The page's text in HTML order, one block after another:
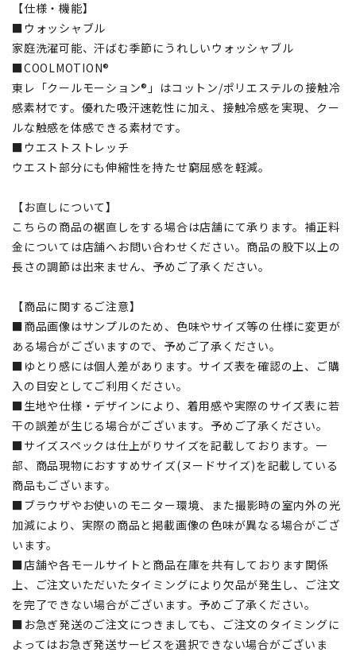
【仕様・機能】
■ウォッシャブル
家庭洗濯可能、汗ばむ季節にうれしいウォッシャブル
■COOLMOTION®
東レ「クールモーション®」はコットン/ポリエステルの接触冷
感素材です。優れた吸汗速乾性に加え、接触冷感を実現、クー
ルな触感を体感できる素材です。
■ウエストストレッチ
ウエスト部分にも伸縮性を持たせ窮屈感を軽減。
【お直しについて】
こちらの商品の裾直しをする場合は店舗にて承ります。補正料
金については店舗へお問い合わせください。商品の股下以上の
長さの調節は出来ません、予めご了承ください。
【商品に関するご注意】
■商品画像はサンプルのため、色味やサイズ等の仕様に変更が
ある場合がございますので、予めご了承ください。
■ゆとり感には個人差があります。サイズ表を確認の上、ご購
入の目安としてご利用ください。
■生地や仕様・デザインにより、着用感や実際のサイズ表に若
干の誤差が生じる場合がございます。予めご了承ください。
■サイズスペックは仕上がりサイズを記載しております。一
部、商品現物におすすめサイズ(ヌードサイズ)を記載している
商品もございます。
■ブラウザやお使いのモニター環境、また撮影時の室内外の光
加減により、実際の商品と掲載画像の色味が異なる場合がござ
います。
■店舗や各モールサイトと商品在庫を共有しております関係
上、ご注文いただいたタイミングにより欠品が発生し、ご注文
を完了できない場合がございます。予めご了承ください。
■お急ぎ発送のご注文につきましても、ご注文のタイミングに
よってはお急ぎ発送サービスを選択できない場合がございま